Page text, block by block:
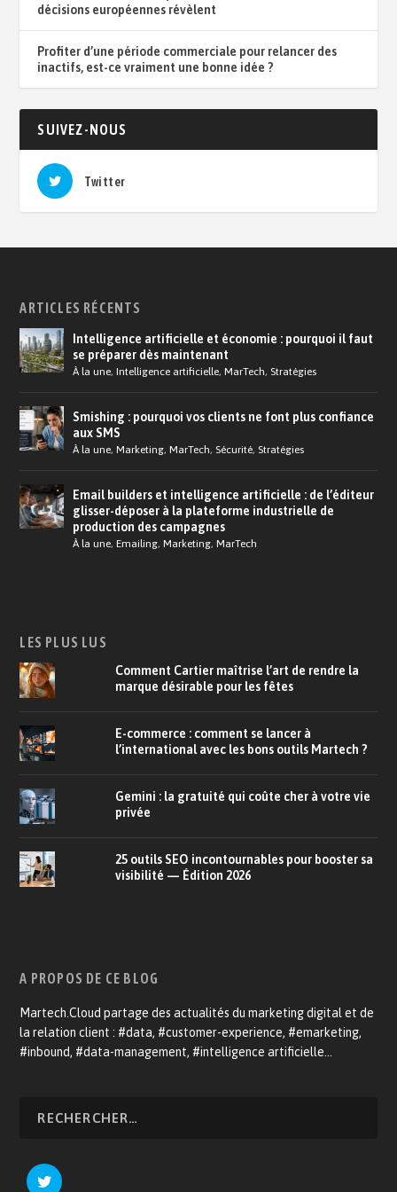
décisions européennes révèlent
Profiter d’une période commerciale pour relancer des
inactifs, est-ce vraiment une bonne idée ?
SUIVEZ-NOUS
Twitter
ARTICLES RÉCENTS
Intelligence artificielle et économie : pourquoi il faut
se préparer dès maintenant
À la une,Intelligence artificielle,MarTech, Stratégies
Smishing : pourquoi vos clients ne font plus confiance
aux SMS
À la une,Marketing,MarTech, Sécurité, Stratégies
Email builders et intelligence artificielle : de l’éditeur
glisser-déposer à la plateforme industrielle de
production des campagnes
À la une,Emailing,Marketing,MarTech
LES PLUS LUS
Comment Cartier maîtrise l’art de rendre la
marque désirable pour les fêtes
E-commerce : comment se lancer à
l’international avec les bons outils Martech ?
Gemini : la gratuité qui coûte cher à votre vie
privée
25 outils SEO incontournables pour booster sa
visibilité — Édition 2026
A PROPOS DE CE BLOG
Martech.Cloud partage des actualités du marketing digital et de
la relation client : #data, #customer-experience, #emarketing,
#inbound, #data-management, #intelligence artificielle…